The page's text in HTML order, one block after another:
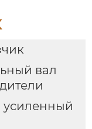
вал
усиленный